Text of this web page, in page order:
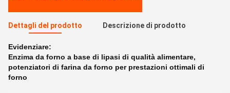
Dettagli del prodotto Descrizione di prodotto
Evidenziare:
Enzima da forno a base di lipasi di qualità alimentare,
potenziatori di farina da forno per prestazioni ottimali di
forno